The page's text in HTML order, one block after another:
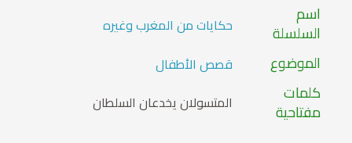
اسم
السلسلة حكايات من المغرب وغيره
الموضوع قصص الأطفال
كلمات
مفتاحية المتسولان يخدعان السلطان